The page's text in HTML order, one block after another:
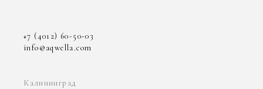
+7 (4012) 60-50-03
info@aqwella.com
Калининград